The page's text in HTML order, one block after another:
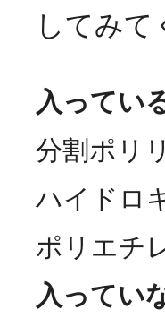
してみて
入ってい
分割ポリ
ハイドロ
ポリエチ
入ってい